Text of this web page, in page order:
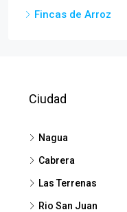
Fincas de Arroz
Ciudad
Nagua
Cabrera
Las Terrenas
Rio San Juan